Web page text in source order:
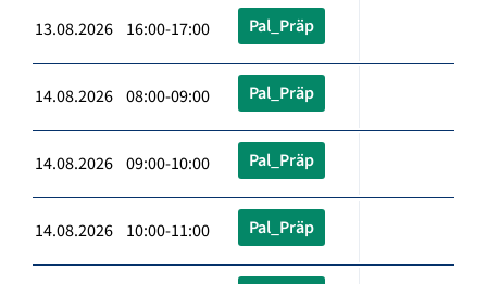
13.08.2026 16:00-17:00 Pal_Präp
14.08.2026 08:00-09:00 Pal_Präp
14.08.2026 09:00-10:00 Pal_Präp
14.08.2026 10:00-11:00 Pal_Präp